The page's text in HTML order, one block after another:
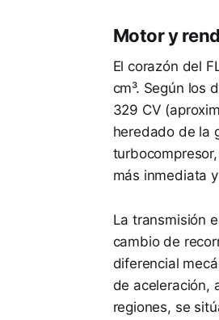
Motor y
El corazón del
cm³. Según los
329 CV
heredado de la
más inmediata
La transmisión
cambio de
diferencial
de aceleración,
regiones, se